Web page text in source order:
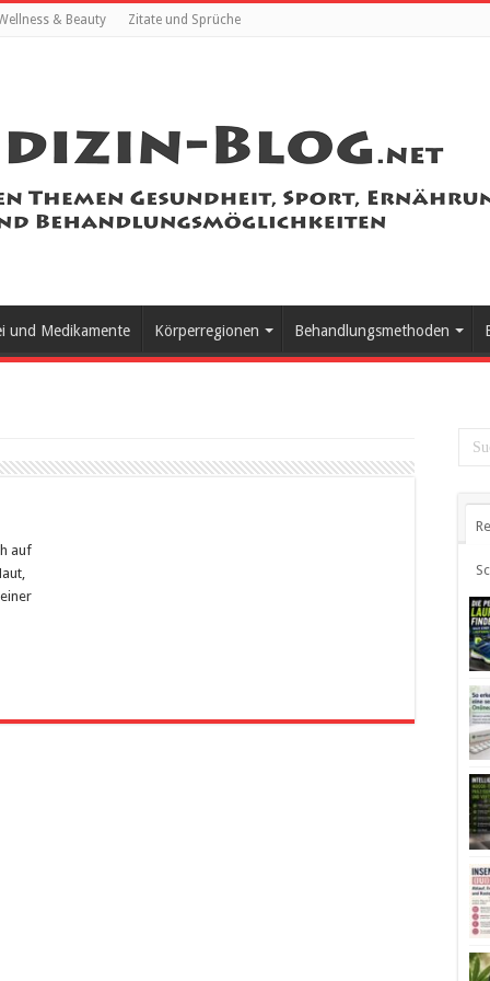
& Beauty Zitate und Sprüche
und Medikamente Körperregionen Behandlungsmethoden
auf